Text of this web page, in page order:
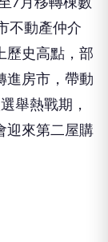
不動產仲介
歷史高點，部
進房市，帶動
舉熱戰期，
迎來第二屋購